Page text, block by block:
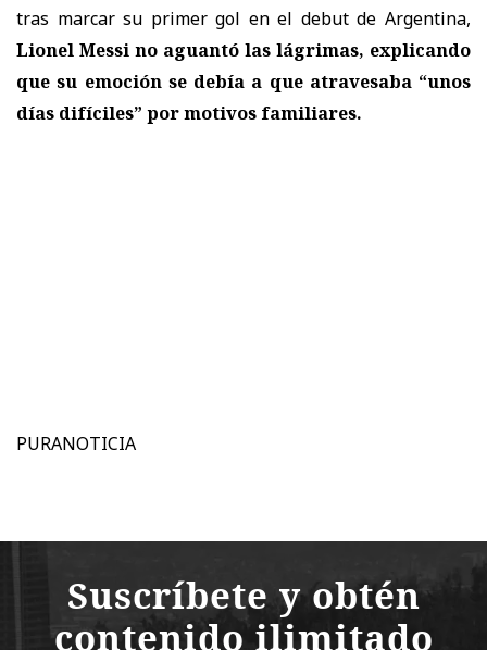
tras marcar su primer gol en el debut de Argentina,
Lionel Messi no aguantó las lágrimas, explicando
que su emoción se debía a que atravesaba “unos
días difíciles” por motivos familiares.
PURANOTICIA